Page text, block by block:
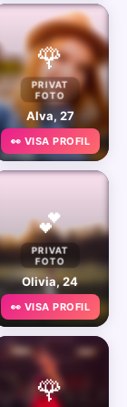
🌹
PRIVAT
FOTO
Alva, 27
👀 VISA PROFIL
💕
PRIVAT
FOTO
Olivia, 24
👀 VISA PROFIL
🌹